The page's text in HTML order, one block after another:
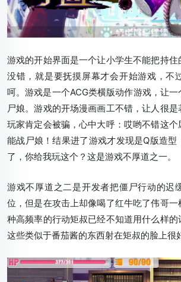
游戏的开始界面是一个让小学生不能把持住
没错，就是要抚摸屏幕才会开始游戏，不
呵。游戏是一个ACG类横版动作游戏，让
尸娘。游戏的开场漫画画工不错，让人很
玩家肯定会被骗，心中大呼：哎哟不错这
能战尸娘！结果进了游戏才发现是Q版造型
了，你给我玩这个？这是游戏不厚道之一。
游戏不厚道之二是开发者把僵尸行动的迟
位，但是在攻击上却像喝了红牛吃了伟哥
种高频率的行动矩叔已经不知道用什么样
这些类似于番茄酱的东西射在矩叔的脸上很